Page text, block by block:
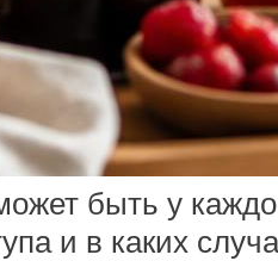
быть у
и в каких